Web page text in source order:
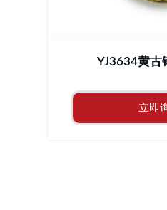
YJ3634黄古
立即